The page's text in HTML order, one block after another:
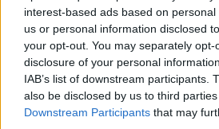
interest-based ads based on
us or personal information disclosed
your opt-out. You may separately
disclosure of your personal
IAB’s list of downstream participants.
also be disclosed by us to third
Downstream Participants that may
1975 26 066 975
422 469
(1,6%)
-
1970 23 973 058
367 071
(1,5%)